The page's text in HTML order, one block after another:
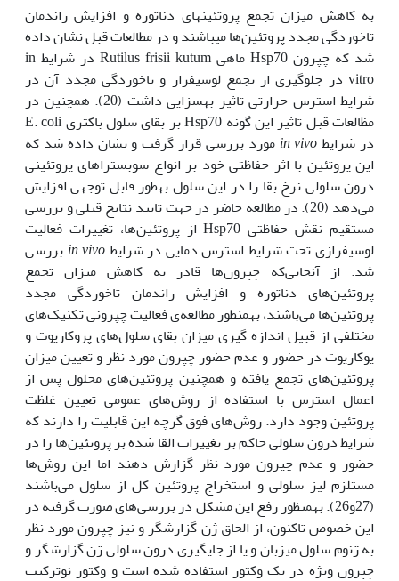
به کاهش میزان تجمع پروتئین‫های دناتوره و افزایش راندمان
تاخوردگی مجدد پروتئین‌ها می‫باشند و در مطالعات قبل نشان داده
شد که چپرون Hsp70 ماهی Rutilus frisii kutum در شرایط in
vitro در جلوگیری از تجمع لوسیفراز و تاخوردگی مجدد آن در
شرایط استرس حرارتی تاثیر به‫سزایی داشت (20). همچنین در
مظالعات قبل تاثیر این گونه Hsp70 بر بقای سلول باکتری E. coli
در شرایطin vivo مورد بررسی قرار گرفت و نشان داده شد که
این پروتئین با اثر حفاظتی خود بر انواع سوبستراهای پروتئینی
درون سلولی نرخ بقا را در این سلول به‫طور قابل توجهی افزایش
می‌دهد (20). در مطالعه حاضر در جهت تایید نتایج قبلی و بررسی
مستقیم نقش حفاظتی Hsp70 از پروتئین‌ها، تغییرات فعالیت
لوسیفرازی تحت شرایط استرس دمایی در شرایطin vivo بررسی
شد. از آنجایی‌که چپرون‌ها قادر به کاهش میزان تجمع
پروتئین‌های دناتوره و افزایش راندمان تاخوردگی مجدد
پروتئین‌ها می‌باشند، به‫منظور مطالعه‌ی فعالیت چپرونی تکنیک‌های
مختلفی از قبیل اندازه گیری میزان بقای سلول‌های پروکاریوت و
یوکاریوت در حضور و عدم حضور چپرون مورد نظر و تعیین میزان
پروتئین‌های تجمع یافته و همچنین پروتئین‌های محلول پس از
اعمال استرس با استفاده از روش‌های عمومی تعیین غلظت
پروتئین وجود دارد. روش‌های فوق گرچه این قابلیت را دارند که
شرایط درون سلولی حاکم بر تغییرات القا شده بر پروتئین‌ها را در
حضور و عدم چپرون مورد نظر گزارش دهند اما این روش‌ها
مستلزم لیز سلولی و استخراج پروتئین کل از سلول می‌باشند
(27و26). به‫منظور رفع این مشکل در بررسی‌های صورت گرفته در
این خصوص تاکنون، از الحاق ژن گزارش‫گر و نیز چپرون مورد نظر
به ژنوم سلول میزبان و یا از جایگیری درون سلولی ژن گزارش‫گر و
چپرون ویژه در یک وکتور استفاده شده است و وکتور نوترکیب